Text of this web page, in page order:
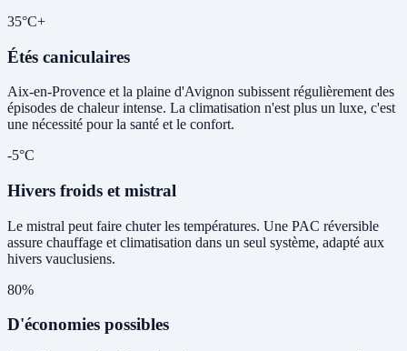
35°C+
Étés caniculaires
Aix-en-Provence et la plaine d'Avignon subissent régulièrement des
épisodes de chaleur intense. La climatisation n'est plus un luxe, c'est
une nécessité pour la santé et le confort.
-5°C
Hivers froids et mistral
Le mistral peut faire chuter les températures. Une PAC réversible
assure chauffage et climatisation dans un seul système, adapté aux
hivers vauclusiens.
80%
D'économies possibles